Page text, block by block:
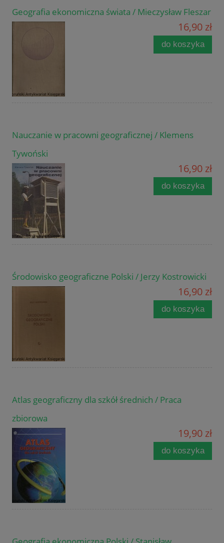
Geografia ekonomiczna świata / Mieczysław Fleszar
16,90 zł
do koszyka
Nauczanie w pracowni geograficznej / Klemens
Tywoński
16,90 zł
do koszyka
Środowisko geograficzne Polski / Jerzy Kostrowicki
16,90 zł
do koszyka
Atlas geograficzny dla szkół średnich / Praca
zbiorowa
19,90 zł
do koszyka